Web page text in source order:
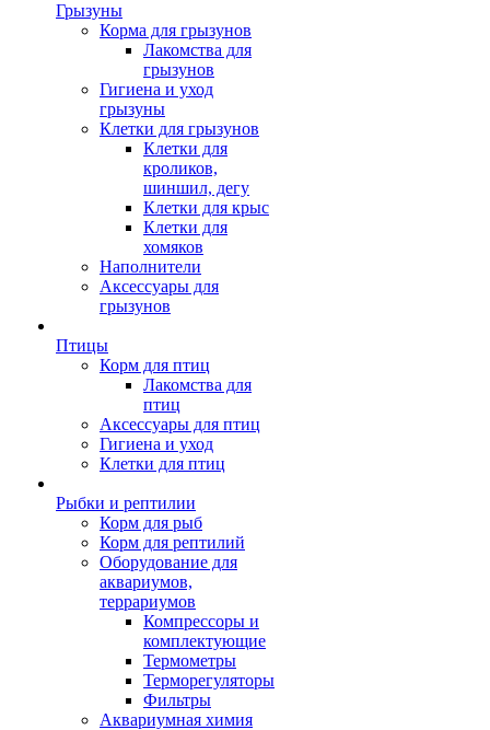
Грызуны
Корма для грызунов
Лакомства для
грызунов
Гигиена и уход
грызуны
Клетки для грызунов
Клетки для
кроликов,
шиншил, дегу
Клетки для крыс
Клетки для
хомяков
Наполнители
Аксессуары для
грызунов
Птицы
Корм для птиц
Лакомства для
птиц
Аксессуары для птиц
Гигиена и уход
Клетки для птиц
Рыбки и рептилии
Корм для рыб
Корм для рептилий
Оборудование для
аквариумов,
террариумов
Компрессоры и
комплектующие
Термометры
Терморегуляторы
Фильтры
Аквариумная химия